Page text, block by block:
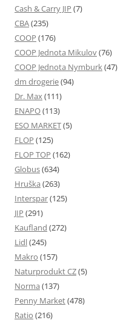
Cash & Carry JIP (7)
CBA(235)
COOP (176)
COOP Jednota Mikulov(76)
COOP Jednota Nymburk(47)
dm drogerie(94)
Dr. Max(111)
ENAPO(113)
ESO MARKET(5)
FLOP (125)
FLOP TOP (162)
Globus(634)
Hruška (263)
Interspar(125)
JIP (291)
Kaufland (272)
Lidl(245)
Makro (157)
Naturprodukt CZ(5)
Norma (137)
Penny Market(478)
Ratio (216)